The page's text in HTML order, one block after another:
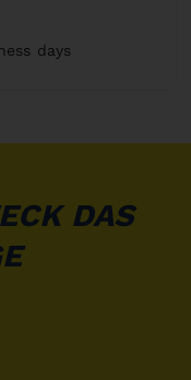
days
DAS